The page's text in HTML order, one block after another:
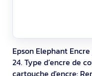
Epson Elephant
24. Type d’encre de
cartouche d'encre: